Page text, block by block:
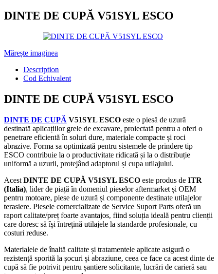
DINTE DE CUPĂ V51SYL ESCO
Mărește imaginea
Description
Cod Echivalent
DINTE DE CUPĂ V51SYL ESCO
DINTE DE CUPĂ V51SYL ESCO este o piesă de uzură
destinată aplicațiilor grele de excavare, proiectată pentru a oferi o
penetrare eficientă în soluri dure, materiale compacte și roci
abrazive. Forma sa optimizată pentru sistemele de prindere tip
ESCO contribuie la o productivitate ridicată și la o distribuție
uniformă a uzurii, protejând adaptorul și cupa utilajului.
Acest DINTE DE CUPĂ V51SYL ESCO este produs de ITR
(Italia), lider de piață în domeniul pieselor aftermarket și OEM
pentru motoare, piese de uzură și componente destinate utilajelor
terasiere. Piesele comercializate de Service Suport Parts oferă un
raport calitate/preț foarte avantajos, fiind soluția ideală pentru clienții
care doresc să își întrețină utilajele la standarde profesionale, cu
costuri reduse.
Materialele de înaltă calitate și tratamentele aplicate asigură o
rezistență sporită la șocuri și abraziune, ceea ce face ca acest dinte de
cupă să fie potrivit pentru șantiere solicitante, lucrări de carieră sau